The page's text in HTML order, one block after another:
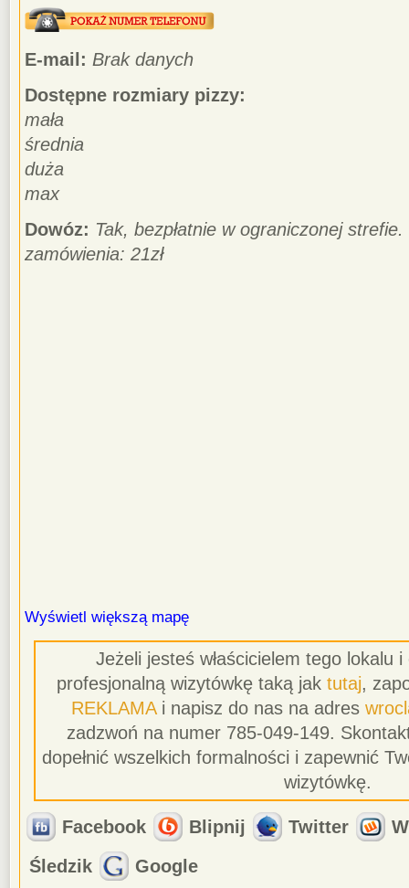
E-mail: Brak danych
Dostępne rozmiary pizzy:
mała
średnia
duża
max
Dowóz: Tak, bezpłatnie w ograniczonej
zamówienia: 21zł
Wyświetl większą mapę
Jeżeli jesteś właścicielem tego lokalu i
profesjonalną wizytówkę taką jak tutaj,
REKLAMAi napisz do nas na adres
zadzwoń na numer 785-049-149.
dopełnić wszelkich formalności i zapewnić
wizytówkę.
Facebook Blipnij Twitter
Śledzik
Google